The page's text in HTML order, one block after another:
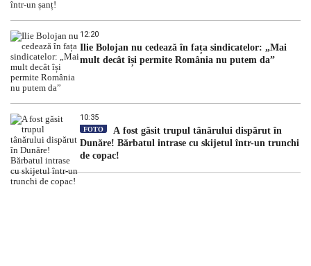
12:20
Ilie Bolojan nu cedează în fața sindicatelor: „Mai
mult decât își permite România nu putem da”
10:35
FOTO
A fost găsit trupul tânărului dispărut în
Dunăre! Bărbatul intrase cu skijetul într-un trunchi
de copac!